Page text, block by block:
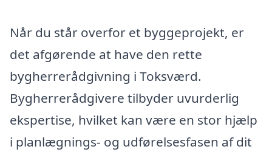
Når du står overfor et byggeprojekt, er
det afgørende at have den rette
bygherrerådgivning i Toksværd.
Bygherrerådgivere tilbyder uvurderlig
ekspertise, hvilket kan være en stor hjælp
i planlægnings- og udførelsesfasen af dit